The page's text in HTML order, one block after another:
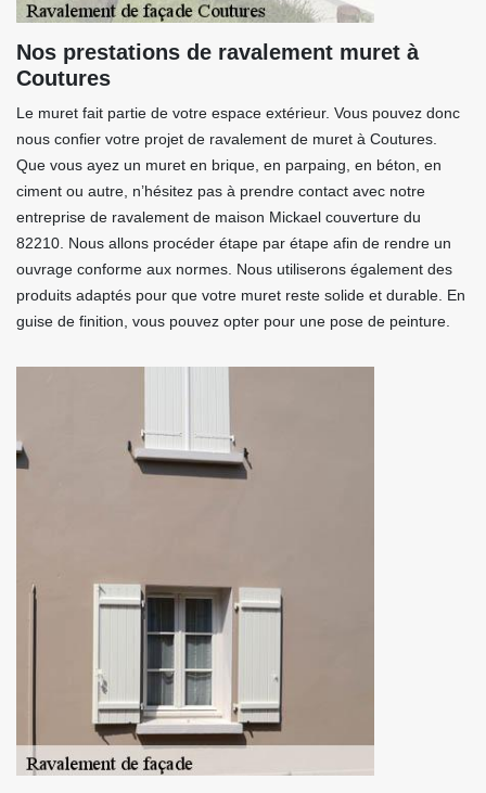
Nos prestations de ravalement muret à
Coutures
Le muret fait partie de votre espace extérieur. Vous pouvez donc
nous confier votre projet de ravalement de muret à Coutures.
Que vous ayez un muret en brique, en parpaing, en béton, en
ciment ou autre, n’hésitez pas à prendre contact avec notre
entreprise de ravalement de maison Mickael couverture du
82210. Nous allons procéder étape par étape afin de rendre un
ouvrage conforme aux normes. Nous utiliserons également des
produits adaptés pour que votre muret reste solide et durable. En
guise de finition, vous pouvez opter pour une pose de peinture.